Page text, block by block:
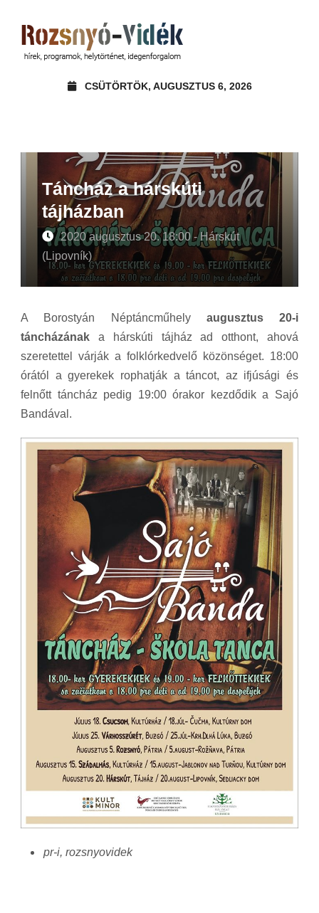
CSÜTÖRTÖK, AUGUSZTUS 6, 2026
Táncház a hárskúti
tájházban
2020 augusztus 20. 18:00 - Hárskút
(Lipovník)
A Borostyán Néptáncműhely augusztus 20-i
táncházának a hárskúti tájház ad otthont, ahová
szeretettel várják a folklórkedvelő közönséget. 18:00
órától a gyerekek rophatják a táncot, az ifjúsági és
felnőtt táncház pedig 19:00 órakor kezdődik a Sajó
Bandával.
pr-i, rozsnyovidek